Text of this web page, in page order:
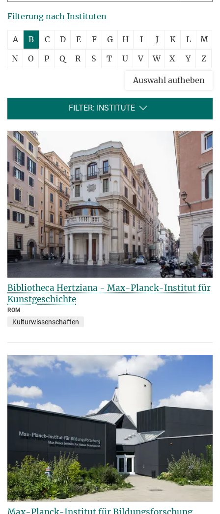
Filterung nach Instituten
A B C D E F G H I J K L
M
N
O P Q R S T U V W X Y Z
Auswahl aufheben
FILTER: INSTITUTE
Bibliotheca Hertziana - Max-Planck-Institut für
Kunstgeschichte
ROM
Kulturwissenschaften